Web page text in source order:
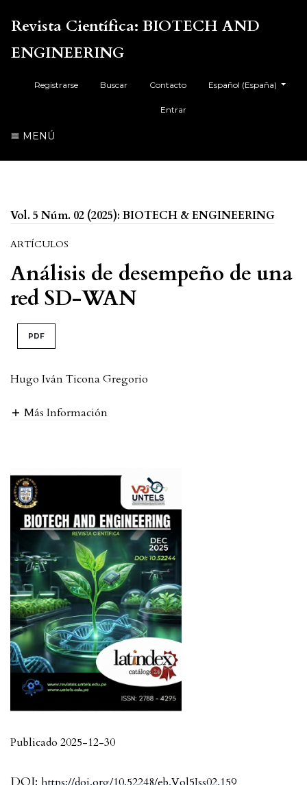
Revista Científica: BIOTECH AND
ENGINEERING
Registrarse Buscar Contacto
Entrar
Español (España)
MENÚ
Vol. 5 Núm. 02 (2025): BIOTECH & ENGINEERING
ARTÍCULOS
Análisis de desempeño de una
red SD-WAN
PDF
Hugo Iván Ticona Gregorio
Más Información
Publicado 2025-12-30